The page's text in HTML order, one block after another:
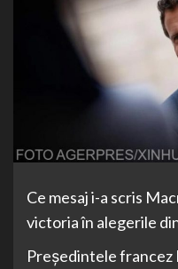
Ce mesaj i-a scris
victoria în alegerile
Preşedintele francez